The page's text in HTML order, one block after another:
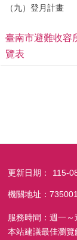
（九）登月計畫
臺南市避難收容
覽表
更新日期： 115-
機關地址：
服務時間：週一
本站建議最佳瀏